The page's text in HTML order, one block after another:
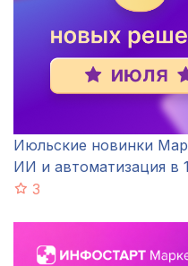
Июльские новинки
ИИ и автоматизация в
3